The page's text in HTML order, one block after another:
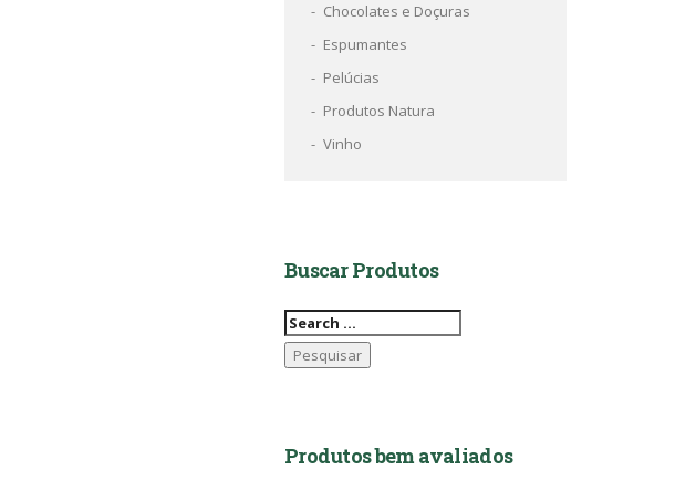
Chocolates e Doçuras
Espumantes
Pelúcias
Produtos Natura
Vinho
Buscar Produtos
Pesquisar
por:
Produtos bem avaliados